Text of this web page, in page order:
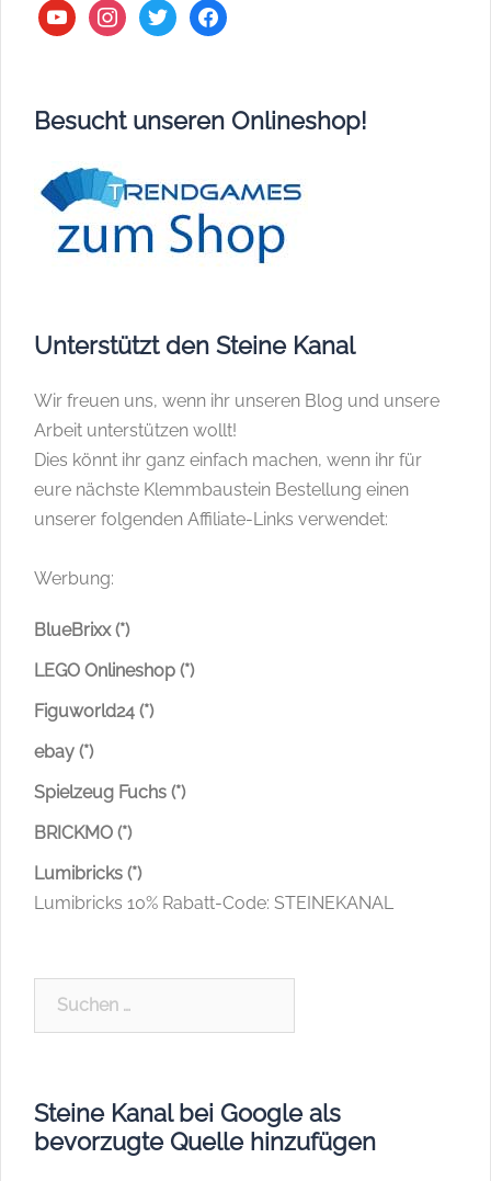
youtubeinstagram
twitter facebook
Besucht unseren Onlineshop!
Unterstützt den Steine Kanal
Wir freuen uns, wenn ihr unseren Blog und unsere
Arbeit unterstützen wollt!
Dies könnt ihr ganz einfach machen, wenn ihr für
eure nächste Klemmbaustein Bestellung einen
unserer folgenden Affiliate-Links verwendet:
Werbung:
BlueBrixx (*)
LEGO Onlineshop (*)
Figuworld24 (*)
ebay (*)
Spielzeug Fuchs (*)
BRICKMO (*)
Lumibricks (*)
Lumibricks 10% Rabatt-Code: STEINEKANAL
Suchen
Steine Kanal bei Google als
bevorzugte Quelle hinzufügen